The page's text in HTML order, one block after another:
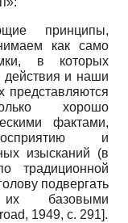
принципы,
как само
в которых
действия и наши
представляются
хорошо
фактами,
и
изысканий (в
традиционной
подвергать
базовыми
1949, с. 291].